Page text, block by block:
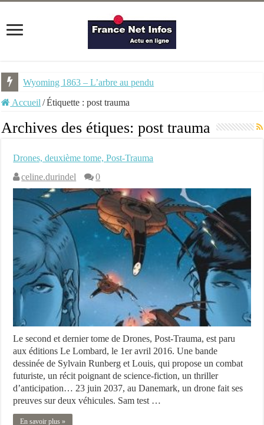
Wyoming 1863 – L’arbre au pendu
Accueil /Étiquette :post trauma
Archives des étiques:post trauma
Drones, deuxième tome, Post-Trauma
celine.durindel
0
Le second et dernier tome de Drones, Post-Trauma, est paru
aux éditions Le Lombard, le 1er avril 2016. Une bande
dessinée de Sylvain Runberg et Louis, qui propose un combat
futuriste, un récit poignant de science-fiction, un thriller
d’anticipation… 23 juin 2037, au Danemark, un drone fait ses
preuves sur deux véhicules. Sam test …
En savoir plus »